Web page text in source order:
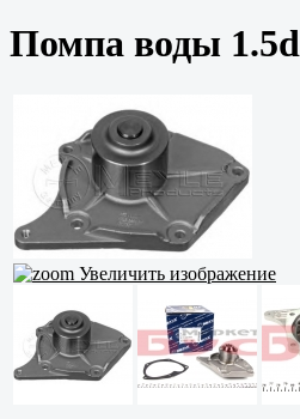
Помпа воды
Увеличить изображение